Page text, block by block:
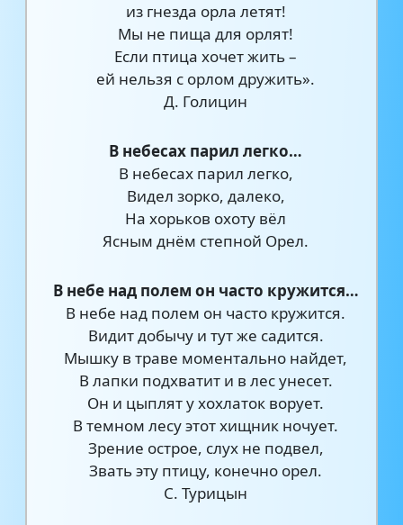
из гнезда орла летят!
Мы не пища для орлят!
Если птица хочет жить –
ей нельзя с орлом дружить».
Д. Голицин
В небесах парил легко…
В небесах парил легко,
Видел зорко, далеко,
На хорьков охоту вёл
Ясным днём степной Орел.
В небе над полем он часто кружится…
В небе над полем он часто кружится.
Видит добычу и тут же садится.
Мышку в траве моментально найдет,
В лапки подхватит и в лес унесет.
Он и цыплят у хохлаток ворует.
В темном лесу этот хищник ночует.
Зрение острое, слух не подвел,
Звать эту птицу, конечно орел.
С. Турицын